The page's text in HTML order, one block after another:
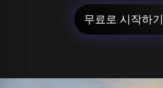
무료로 시작하기